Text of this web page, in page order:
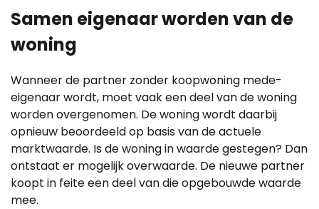
Samen eigenaar worden van de
woning
Wanneer de partner zonder koopwoning mede-
eigenaar wordt, moet vaak een deel van de woning
worden overgenomen. De woning wordt daarbij
opnieuw beoordeeld op basis van de actuele
marktwaarde. Is de woning in waarde gestegen? Dan
ontstaat er mogelijk overwaarde. De nieuwe partner
koopt in feite een deel van die opgebouwde waarde
mee.